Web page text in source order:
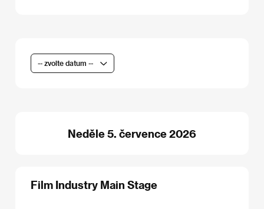
-- zvolte datum --
Neděle 5. července 2026
Film Industry Main Stage